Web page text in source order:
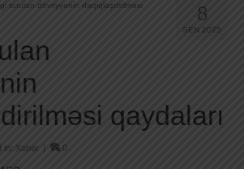
8
SEN 2025
tutulan dövriyyənin dəqiqləşdirilməsi
qaydaları
in: Xəbər | 0